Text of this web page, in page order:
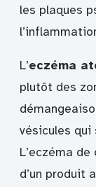
les plaques
L’eczéma
plutôt des
vésicules
L’eczéma
d’un produit